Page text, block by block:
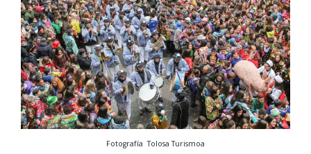
Fotografía Tolosa Turismoa